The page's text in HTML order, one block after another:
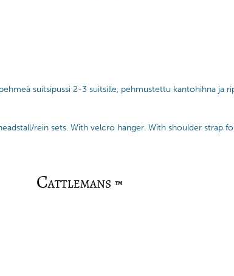
suitsipussi 2-3 suitsille, pehmustettu kantohihna ja
rein sets. With velcro hanger. With shoulder strap